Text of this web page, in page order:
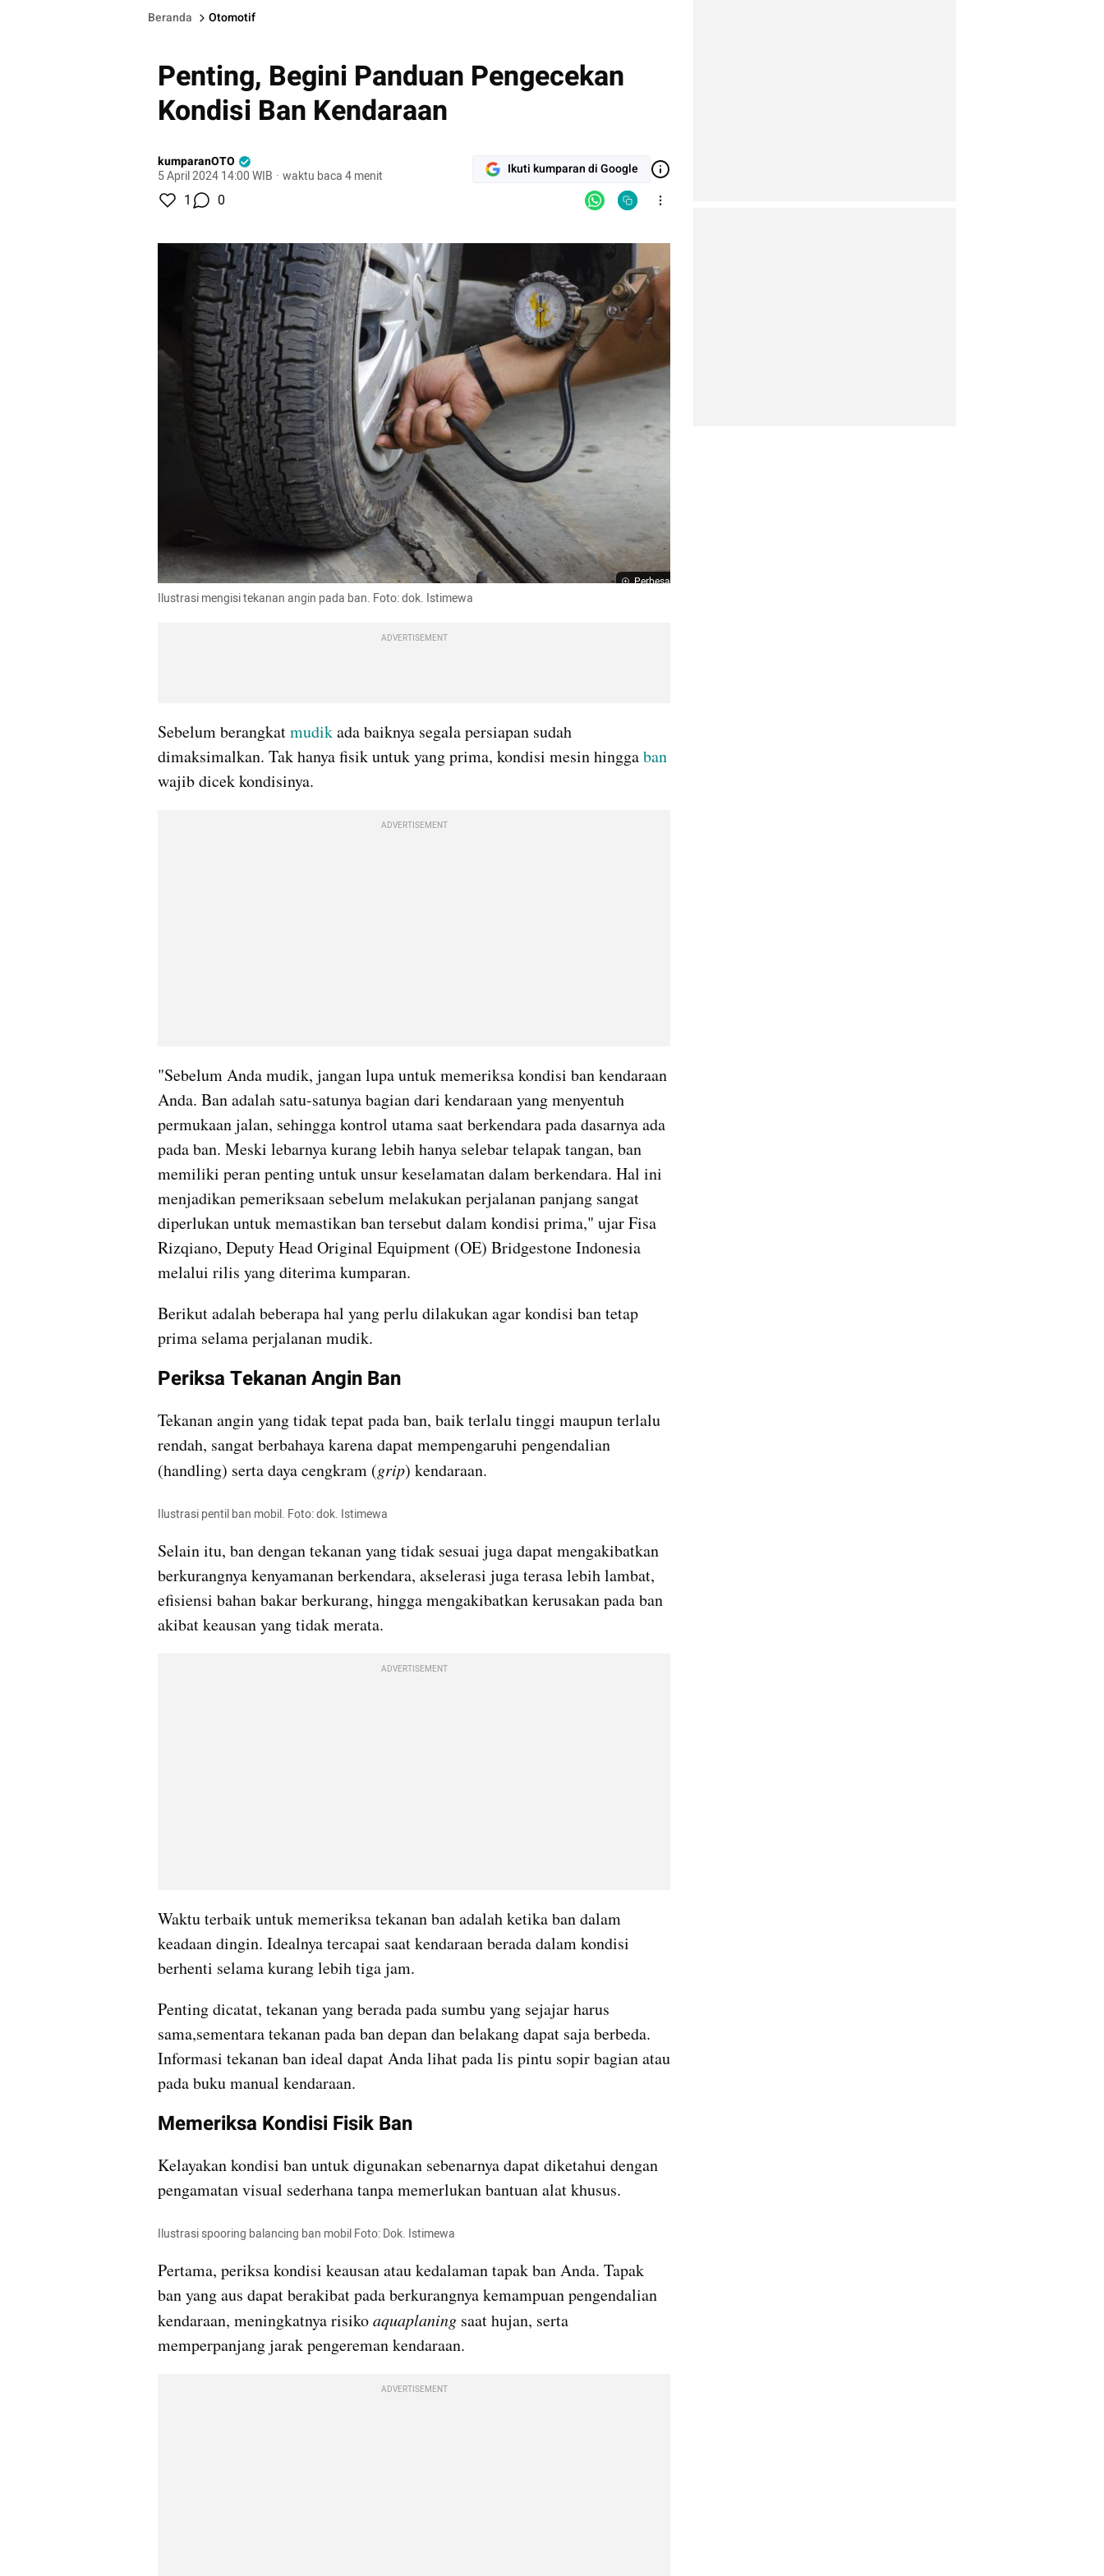
Beranda Otomotif
Penting, Begini Panduan Pengecekan
Kondisi Ban Kendaraan
kumparanOTO
5 April 2024 14:00 WIB · waktu baca 4 menit Ikuti kumparan di Google
1 0
Perbesar
Ilustrasi mengisi tekanan angin pada ban. Foto: dok. Istimewa
ADVERTISEMENT
Sebelum berangkat mudik ada baiknya segala persiapan sudah
dimaksimalkan. Tak hanya fisik untuk yang prima, kondisi mesin hingga ban
wajib dicek kondisinya.
ADVERTISEMENT
"Sebelum Anda mudik, jangan lupa untuk memeriksa kondisi ban kendaraan
Anda. Ban adalah satu-satunya bagian dari kendaraan yang menyentuh
permukaan jalan, sehingga kontrol utama saat berkendara pada dasarnya ada
pada ban. Meski lebarnya kurang lebih hanya selebar telapak tangan, ban
memiliki peran penting untuk unsur keselamatan dalam berkendara. Hal ini
menjadikan pemeriksaan sebelum melakukan perjalanan panjang sangat
diperlukan untuk memastikan ban tersebut dalam kondisi prima," ujar Fisa
Rizqiano, Deputy Head Original Equipment (OE) Bridgestone Indonesia
melalui rilis yang diterima kumparan.
Berikut adalah beberapa hal yang perlu dilakukan agar kondisi ban tetap
prima selama perjalanan mudik.
Periksa Tekanan Angin Ban
Tekanan angin yang tidak tepat pada ban, baik terlalu tinggi maupun terlalu
rendah, sangat berbahaya karena dapat mempengaruhi pengendalian
(handling) serta daya cengkram (grip) kendaraan.
Ilustrasi pentil ban mobil. Foto: dok. Istimewa
Selain itu, ban dengan tekanan yang tidak sesuai juga dapat mengakibatkan
berkurangnya kenyamanan berkendara, akselerasi juga terasa lebih lambat,
efisiensi bahan bakar berkurang, hingga mengakibatkan kerusakan pada ban
akibat keausan yang tidak merata.
ADVERTISEMENT
Waktu terbaik untuk memeriksa tekanan ban adalah ketika ban dalam
keadaan dingin. Idealnya tercapai saat kendaraan berada dalam kondisi
berhenti selama kurang lebih tiga jam.
Penting dicatat, tekanan yang berada pada sumbu yang sejajar harus
sama,sementara tekanan pada ban depan dan belakang dapat saja berbeda.
Informasi tekanan ban ideal dapat Anda lihat pada lis pintu sopir bagian atau
pada buku manual kendaraan.
Memeriksa Kondisi Fisik Ban
Kelayakan kondisi ban untuk digunakan sebenarnya dapat diketahui dengan
pengamatan visual sederhana tanpa memerlukan bantuan alat khusus.
Ilustrasi spooring balancing ban mobil Foto: Dok. Istimewa
Pertama, periksa kondisi keausan atau kedalaman tapak ban Anda. Tapak
ban yang aus dapat berakibat pada berkurangnya kemampuan pengendalian
kendaraan, meningkatnya risiko aquaplaning saat hujan, serta
memperpanjang jarak pengereman kendaraan.
ADVERTISEMENT